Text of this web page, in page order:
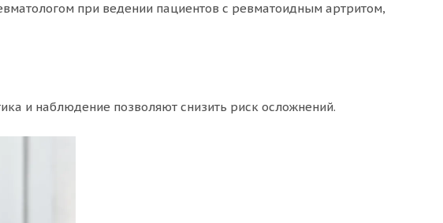
при ведении пациентов с ревматоидным артритом,
и наблюдение позволяют снизить риск осложнений.